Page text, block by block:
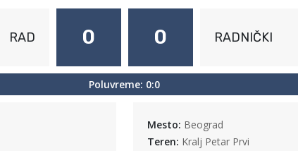
RAD 0 0 RADNIČKI
Poluvreme: 0:0
Mesto: Beograd
Teren: Kralj Petar Prvi